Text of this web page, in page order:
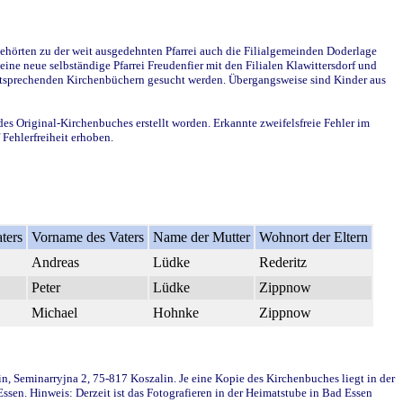
zu der weit ausgedehnten Pfarrei auch die Filialgemeinden Doderlage
neue selbständige Pfarrei Freudenfier mit den Filialen Klawittersdorf und
Kirchenbüchern gesucht werden. Übergangsweise sind Kinder aus
Original-Kirchenbuches erstellt worden. Erkannte zweifelsfreie Fehler im
erhoben.
Vorname des Vaters Name der Mutter Wohnort der Eltern
Andreas
Lüdke
Rederitz
Peter
Lüdke
Zippnow
Michael
Hohnke Zippnow
2, 75-817 Koszalin. Je eine Kopie des Kirchenbuches liegt in der
Hinweis: Derzeit ist das Fotografieren in der Heimatstube in Bad Essen